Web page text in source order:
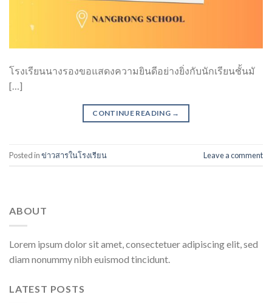
โรงเรียนนางรองขอแสดงความยินดีอย่างยิ่งกับนักเรียนชั้นมั
[…]
CONTINUE READING →
Posted inข่าวสารในโรงเรียน Leave a comment
ABOUT
Lorem ipsum dolor sit amet, consectetuer adipiscing elit, sed
diam nonummy nibh euismod tincidunt.
LATEST POSTS